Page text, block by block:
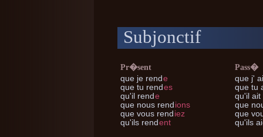
Subjonctif
Pr�sent
que je rende
que tu rendes
qu'il rende
que nous rendions
que vous rendiez
qu'ils rendent
Pass�
que j'
que tu
qu'il ait
que
que
qu'ils